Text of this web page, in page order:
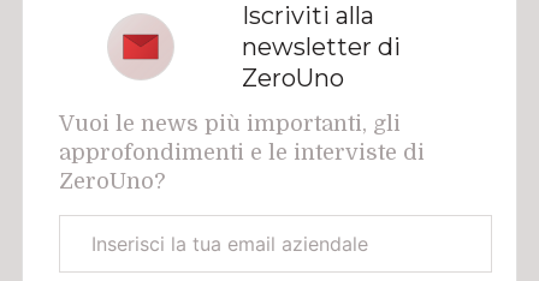
Iscriviti alla
newsletter di
ZeroUno
Vuoi le news più importanti, gli
approfondimenti e le interviste di
ZeroUno?
aziendale